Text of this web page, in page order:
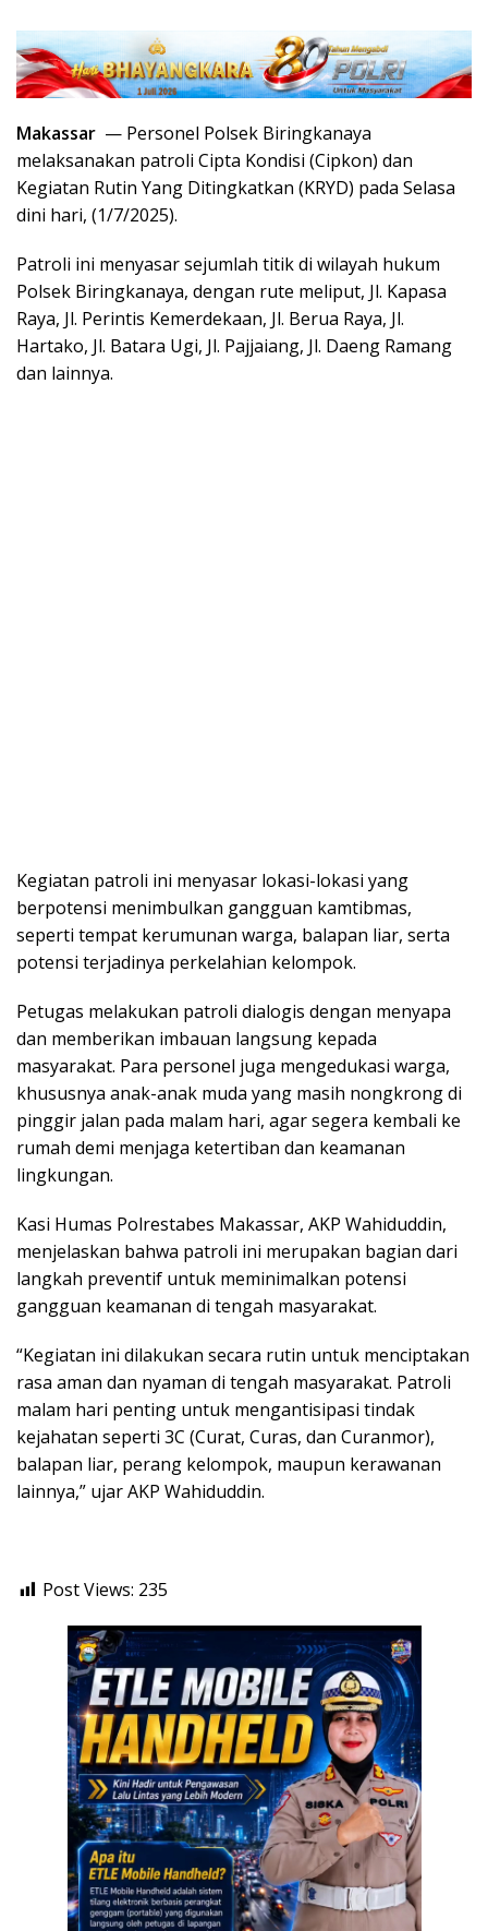
Makassar — Personel Polsek Biringkanaya
melaksanakan patroli Cipta Kondisi (Cipkon) dan
Kegiatan Rutin Yang Ditingkatkan (KRYD) pada Selasa
dini hari, (1/7/2025).
Patroli ini menyasar sejumlah titik di wilayah hukum
Polsek Biringkanaya, dengan rute meliput, Jl. Kapasa
Raya, Jl. Perintis Kemerdekaan, Jl. Berua Raya, Jl.
Hartako, Jl. Batara Ugi, Jl. Pajjaiang, Jl. Daeng Ramang
dan lainnya.
Kegiatan patroli ini menyasar lokasi-lokasi yang
berpotensi menimbulkan gangguan kamtibmas,
seperti tempat kerumunan warga, balapan liar, serta
potensi terjadinya perkelahian kelompok.
Petugas melakukan patroli dialogis dengan menyapa
dan memberikan imbauan langsung kepada
masyarakat. Para personel juga mengedukasi warga,
khususnya anak-anak muda yang masih nongkrong di
pinggir jalan pada malam hari, agar segera kembali ke
rumah demi menjaga ketertiban dan keamanan
lingkungan.
Kasi Humas Polrestabes Makassar, AKP Wahiduddin,
menjelaskan bahwa patroli ini merupakan bagian dari
langkah preventif untuk meminimalkan potensi
gangguan keamanan di tengah masyarakat.
“Kegiatan ini dilakukan secara rutin untuk menciptakan
rasa aman dan nyaman di tengah masyarakat. Patroli
malam hari penting untuk mengantisipasi tindak
kejahatan seperti 3C (Curat, Curas, dan Curanmor),
balapan liar, perang kelompok, maupun kerawanan
lainnya,” ujar AKP Wahiduddin.
Post Views: 235